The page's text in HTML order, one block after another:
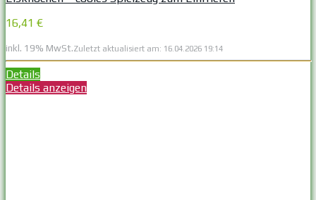
16,41 €
inkl. 19% MwSt.Zuletzt aktualisiert am: 16.04.2026 19:14
Details
Details anzeigen